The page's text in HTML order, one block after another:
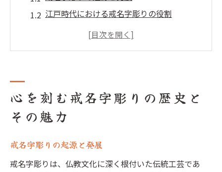
江戸時代における戒名字彫りの役割
近代における戒名字彫りの技術革新
職人が語る戒名字彫りに込められた思いと技術
職人の修行とその技術の継承
戒名字彫りに使われる道具とその特徴
一文字一文字に込められる意味と祈り
心を刻む戒名字彫りの歴史と
その魅力
戒名字彫りの起源と発展
戒名字彫りは、仏教文化に深く根付いた伝統工芸であ